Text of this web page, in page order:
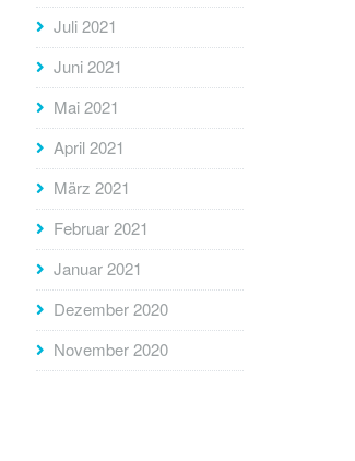
Juli 2021
Juni 2021
Mai 2021
April 2021
März 2021
Februar 2021
Januar 2021
Dezember 2020
November 2020